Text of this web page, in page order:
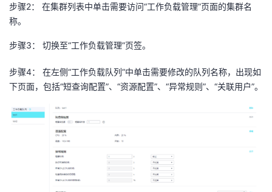
步骤2： 在集群列表中单击需要访问“工作负载管理”页面的集群名
称。
步骤3： 切换至“工作负载管理”页签。
步骤4： 在左侧“工作负载队列”中单击需要修改的队列名称，出现如
下页面，包括“短查询配置”、“资源配置”、“异常规则”、“关联用户”。